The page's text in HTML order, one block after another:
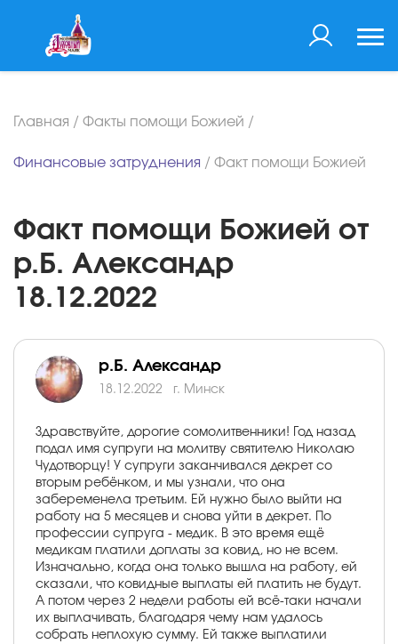
Главная / Факты помощи Божией /
Финансовые затруднения / Факт помощи Божией
Факт помощи Божией от
р.Б. Александр
18.12.2022
р.Б. Александр
18.12.2022 г. Минск
Здравствуйте, дорогие сомолитвенники! Год назад
подал имя супруги на молитву святителю Николаю
Чудотворцу! У супруги заканчивался декрет со
вторым ребёнком, и мы узнали, что она
забеременела третьим. Ей нужно было выйти на
работу на 5 месяцев и снова уйти в декрет. По
профессии супруга - медик. В это время ещё
медикам платили доплаты за ковид, но не всем.
Изначально, когда она только вышла на работу, ей
сказали, что ковидные выплаты ей платить не будут.
А потом через 2 недели работы ей всё-таки начали
их выплачивать, благодаря чему нам удалось
собрать неплохую сумму. Ей также выплатили